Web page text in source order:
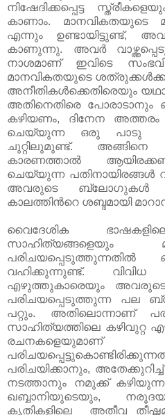
നിഷേദിക്കപ്പെട്ട
കാണാം. മാനവികതയുടെ
എന്നും ഉണ്ടായിട്ടുണ്ട്,
കാണുന്നു. അവര്‍
നാശമാണ് ഇവിടെ
മാനവികതയുടെ
അനീതികള്‍ക്കെതിരെയും
അതിനെതിരെ
കഴിയണം, ദിനേന
ചെയ്യുന്ന ഒരു പാടു
ചുറ്റിലുമുണ്ട്. അങ്ങിനെ
കാരണത്താല്‍
ചെയ്യുന്ന പതിനായിരങ്ങള്‍
അവരുടെ ബ്ലോഗുകള്‍
കാലത്തിന്‍റെ ശബ്ദമായി
വൈദേശിക
സാഹിത്യങ്ങളെയും
വഹിക്കുന്നുണ്ട്.
എഴുത്തുകാരെയും
പരിചയപ്പെടുത്തുന്ന പല
പറ്റും. അതിലൊന്നാണ്
സാഹിത്യത്തിലെ
രചനകളെയുമാണ്
പരിചയിക്കാനും,
നടത്താനും നമുക്ക്
ഖബ്ബാനിയുടെയും,
കൃതികളിലെ അതീവ